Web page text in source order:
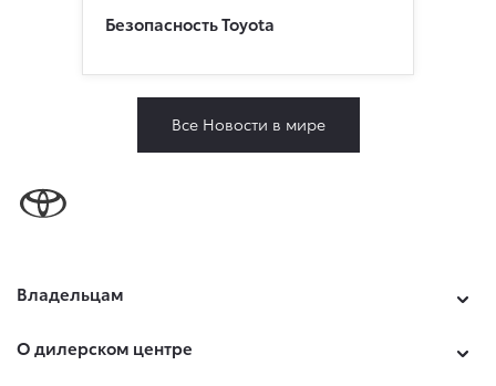
Безопасность Toyota
Все Новости в мире
Владельцам
О дилерском центре